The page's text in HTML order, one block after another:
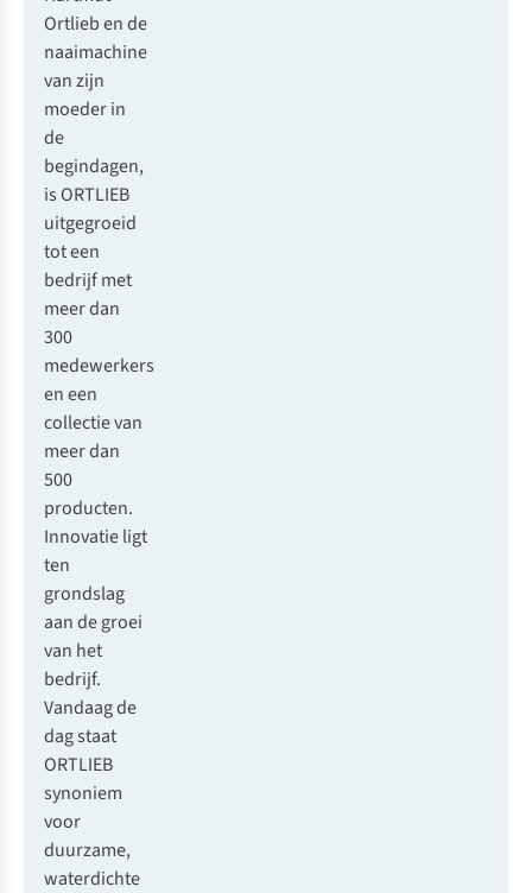
Ortlieb en de
naaimachine
van zijn
moeder in
de
begindagen,
is ORTLIEB
uitgegroeid
tot een
bedrijf met
meer dan
300
medewerkers
en een
collectie van
meer dan
500
producten.
Innovatie ligt
ten
grondslag
aan de groei
van het
bedrijf.
Vandaag de
dag staat
ORTLIEB
synoniem
voor
duurzame,
waterdichte